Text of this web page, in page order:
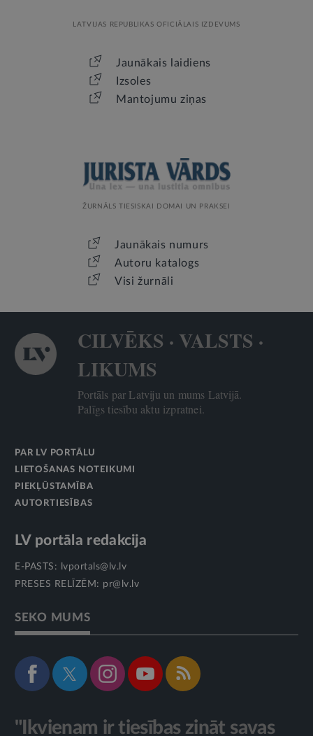
LATVIJAS REPUBLIKAS OFICIĀLAIS IZDEVUMS
Jaunākais laidiens
Izsoles
Mantojumu ziņas
ŽURNĀLS TIESISKAI DOMAI UN PRAKSEI
Jaunākais numurs
Autoru katalogs
Visi žurnāli
CILVĒKS · VALSTS ·
LIKUMS
Portāls par Latviju un mums Latvijā.
Palīgs tiesību aktu izpratnei.
PAR LV PORTĀLU
LIETOŠANAS NOTEIKUMI
PIEKĻŪSTAMĪBA
AUTORTIESĪBAS
LV portāla redakcija
E-PASTS:
lvportals@lv.lv
PRESES RELĪZĒM: pr@lv.lv
SEKO MUMS
"Ikvienam ir tiesības zināt savas